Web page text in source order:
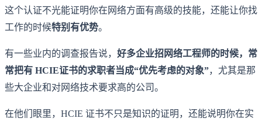
这个认证不光能证明你在网络方面有高级的技能，还能让你找
工作的时候特别有优势。
有一些业内的调查报告说， 好多企业招网络工程师的时候，常
常把有 HCIE证书的求职者当成“优先考虑的对象”，尤其是那
些大企业和对网络技术要求高的公司。
在他们眼里，HCIE 证书不只是知识的证明，还能说明你在实